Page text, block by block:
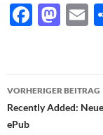
F
b
o
M
d
o
E
VORHERIGER BEITRAG
Recently Added:
ePub